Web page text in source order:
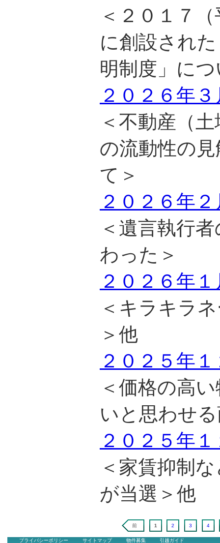
＜２０１７
に創設され
明制度」に
２０２６年
＜不動産（
の流動性の
て＞
２０２６年
＜遺言執行
わった＞
２０２６年
＜キラキラ
＞他
２０２５年
＜価格の高
いと思わせ
２０２５年
＜家賃抑制
が当選＞他
前 1 2 3 4
プライバシーポリシー サイトマップ 物件募集 引越ガイド